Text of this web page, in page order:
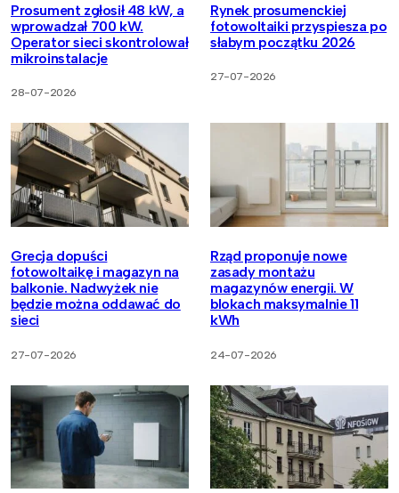
Prosument zgłosił 48 kW, a
wprowadzał 700 kW.
Operator sieci skontrolował
mikroinstalacje
28-07-2026
Rynek prosumenckiej
fotowoltaiki przyspiesza po
słabym początku 2026
27-07-2026
Grecja dopuści
fotowoltaikę i magazyn na
balkonie. Nadwyżek nie
będzie można oddawać do
sieci
27-07-2026
Rząd proponuje nowe
zasady montażu
magazynów energii. W
blokach maksymalnie 11
kWh
24-07-2026